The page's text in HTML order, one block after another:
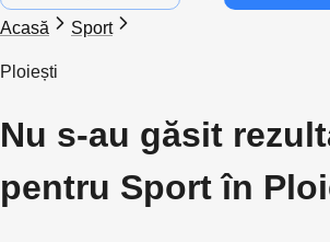
Acasă Sport
Ploiești
Nu s-au găsit
pentru Sport în